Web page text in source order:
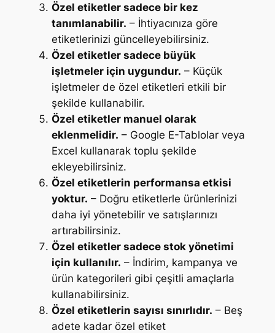
Özel etiketler sadece bir kez
tanımlanabilir. – İhtiyacınıza göre
etiketlerinizi güncelleyebilirsiniz.
Özel etiketler sadece büyük
işletmeler için uygundur. – Küçük
işletmeler de özel etiketleri etkili bir
şekilde kullanabilir.
Özel etiketler manuel olarak
eklenmelidir. – Google E-Tablolar veya
Excel kullanarak toplu şekilde
ekleyebilirsiniz.
Özel etiketlerin performansa etkisi
yoktur. – Doğru etiketlerle ürünlerinizi
daha iyi yönetebilir ve satışlarınızı
artırabilirsiniz.
Özel etiketler sadece stok yönetimi
için kullanılır. – İndirim, kampanya ve
ürün kategorileri gibi çeşitli amaçlarla
kullanabilirsiniz.
Özel etiketlerin sayısı sınırlıdır. – Beş
adete kadar özel etiket